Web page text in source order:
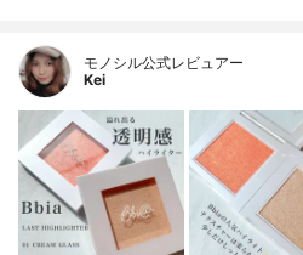
モノシル公式レビュアー
Kei